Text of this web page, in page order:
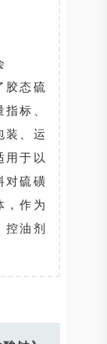
胶态硫
标、
装、运
用于以
对硫磺
，作为
控油剂